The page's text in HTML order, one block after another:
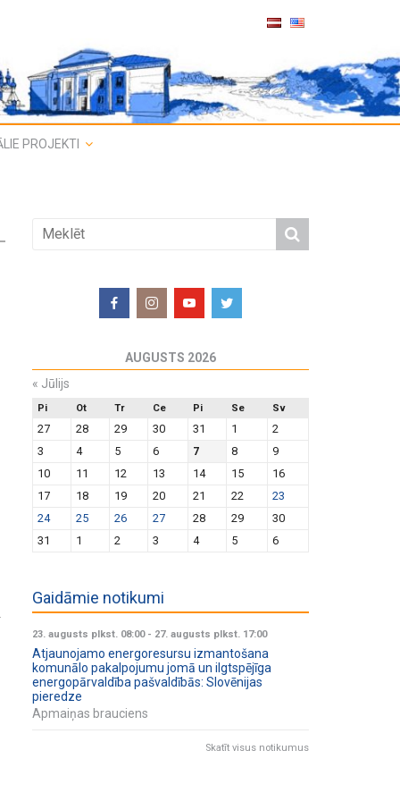
PROJEKTI
AUGUSTS 2026
« Jūlijs
Pi Ot Tr Ce Pi Se Sv
27 28 29 30 31 1
2
3
4 5 6 7 8
9
10
11 12 13 14 15
16
17
18 19 20 21 22
23
24
25 26 27 28 29
30
31
1 2 3 4 5 6
Gaidāmie notikumi
23. augusts plkst. 08:00- 27. augusts plkst. 17:00
Atjaunojamo energoresursu izmantošana
komunālo pakalpojumu jomā un ilgtspējīga
energopārvaldība pašvaldībās: Slovēnijas
pieredze
Apmaiņas brauciens
Skatīt visus notikumus